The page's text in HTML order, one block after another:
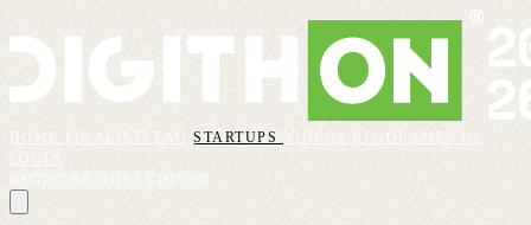
FAQSTARTUPS VIDEOS
REGOLAMENTO